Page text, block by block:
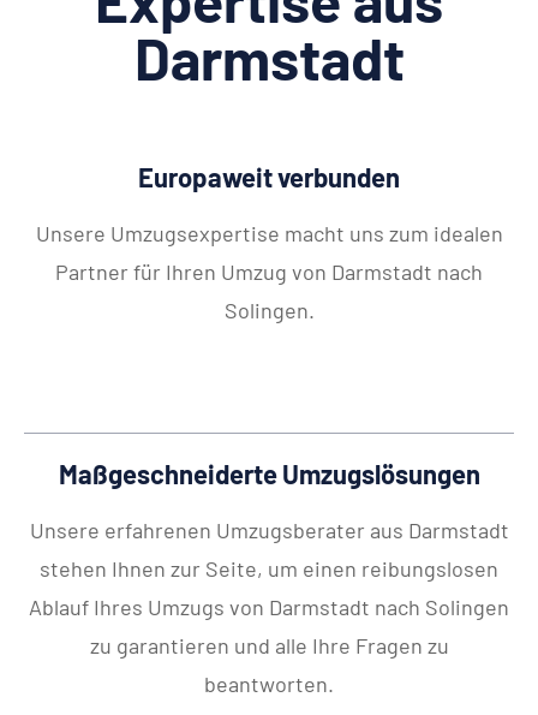
Darmstadt
Europaweit verbunden
Unsere Umzugsexpertise macht uns zum idealen
Partner für Ihren Umzug von Darmstadt nach
Solingen.
Maßgeschneiderte Umzugslösungen
Unsere erfahrenen Umzugsberater aus Darmstadt
stehen Ihnen zur Seite, um einen reibungslosen
Ablauf Ihres Umzugs von Darmstadt nach Solingen
zu garantieren und alle Ihre Fragen zu
beantworten.